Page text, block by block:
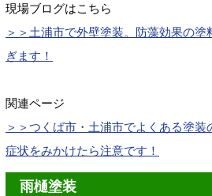
現場ブログはこちら
＞＞土浦市で外壁塗装。防藻効果の
ぎます！
関連ページ
＞＞ つくば市・土浦市でよくある塗装
症状をみかけたら注意です！
雨樋塗装